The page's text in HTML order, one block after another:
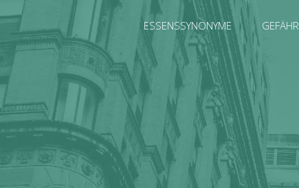
ESSENSSYNONYME